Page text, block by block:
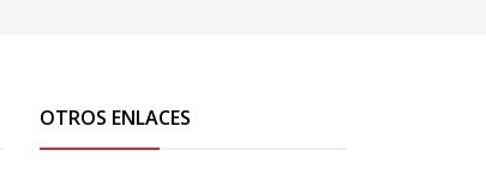
OTROS ENLACES